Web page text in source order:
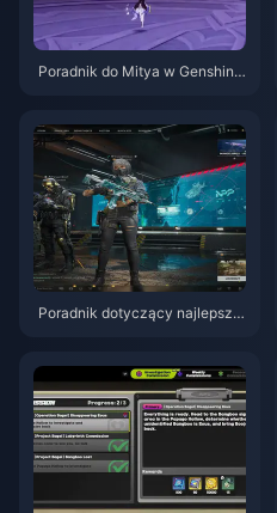
Poradnik do Mitya w Genshin I
Poradnik dotyczący najlepszy